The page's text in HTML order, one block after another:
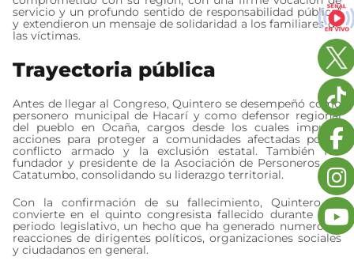
servicio y un profundo sentido de responsabilidad pública”
y extendieron un mensaje de solidaridad a los familiares de
las víctimas.
Trayectoria pública
Antes de llegar al Congreso, Quintero se desempeñó como
personero municipal de Hacarí y como defensor regional
del pueblo en Ocaña, cargos desde los cuales impulsó
acciones para proteger a comunidades afectadas por el
conflicto armado y la exclusión estatal. También fue
fundador y presidente de la Asociación de Personeros del
Catatumbo, consolidando su liderazgo territorial.
Con la confirmación de su fallecimiento, Quintero se
convierte en el quinto congresista fallecido durante este
periodo legislativo, un hecho que ha generado numerosas
reacciones de dirigentes políticos, organizaciones sociales
y ciudadanos en general.